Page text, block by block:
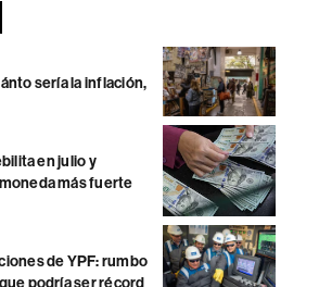
sería la inflación,
en julio y
más fuerte
de YPF: rumbo
podría ser récord